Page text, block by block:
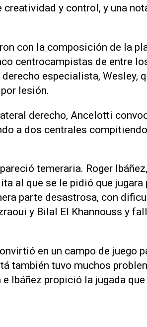
y control, y una
con la composición de la
centrocampistas de entre
especialista, Wesley,
lesión.
derecho, Ancelotti
a dos centrales
temeraria. Roger
al que se le pidió que jugara
parte desastrosa, con
y Bilal El Khannouss y
en un campo de juego
también tuvo muchos
Ibáñez propició ​la jugada